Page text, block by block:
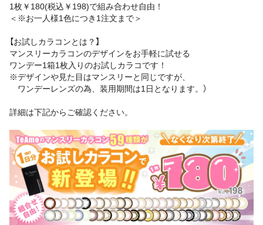
1枚￥180(税込￥198)で組み合わせ自由！
＜※お一人様1色につき1注文まで＞
【お試しカラコンとは？】
マンスリーカラコンのデザインをお手軽に試せる
ワンデー1箱1枚入りのお試しカラコです！
※デザインや見た目はマンスリーと同じですが、
ワンデーレンズの為、装用期間は1日となります。）
詳細は下記からご確認ください。